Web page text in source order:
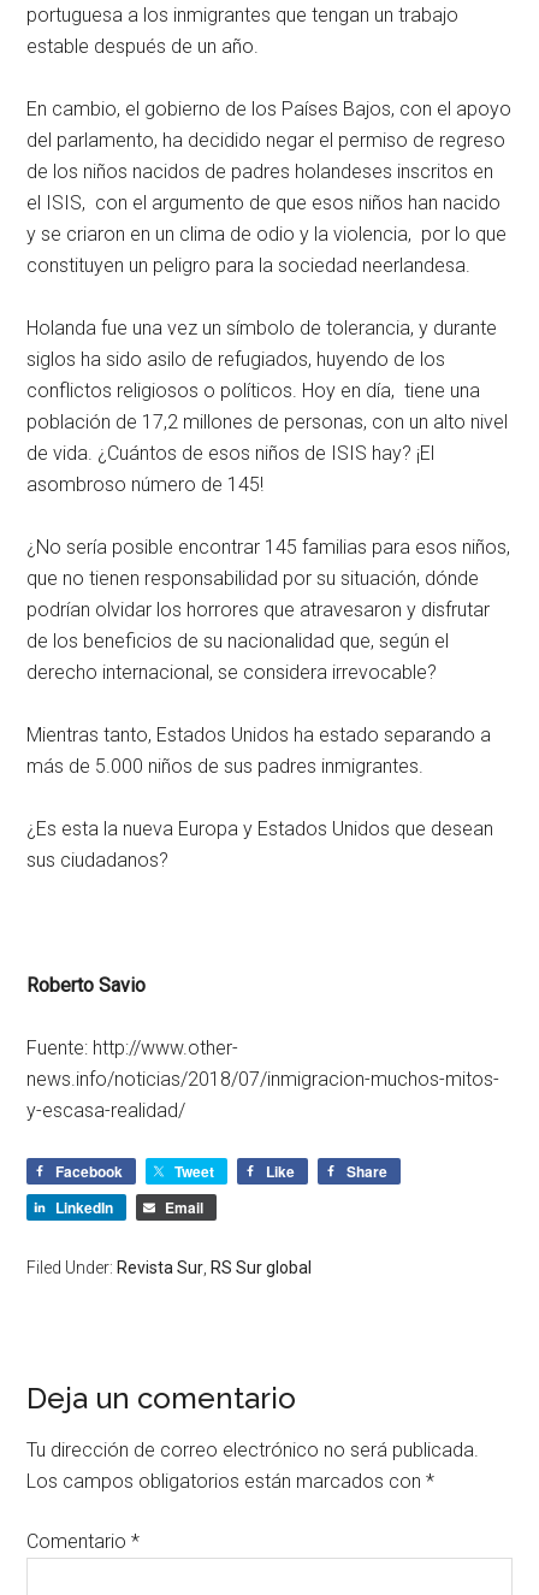
portuguesa a los inmigrantes que tengan un trabajo
estable después de un año.
En cambio, el gobierno de los Países Bajos, con el apoyo
del parlamento, ha decidido negar el permiso de regreso
de los niños nacidos de padres holandeses inscritos en
el ISIS, con el argumento de que esos niños han nacido
y se criaron en un clima de odio y la violencia, por lo que
constituyen un peligro para la sociedad neerlandesa.
Holanda fue una vez un símbolo de tolerancia, y durante
siglos ha sido asilo de refugiados, huyendo de los
conflictos religiosos o políticos. Hoy en día, tiene una
población de 17,2 millones de personas, con un alto nivel
de vida. ¿Cuántos de esos niños de ISIS hay? ¡El
asombroso número de 145!
¿No sería posible encontrar 145 familias para esos niños,
que no tienen responsabilidad por su situación, dónde
podrían olvidar los horrores que atravesaron y disfrutar
de los beneficios de su nacionalidad que, según el
derecho internacional, se considera irrevocable?
Mientras tanto, Estados Unidos ha estado separando a
más de 5.000 niños de sus padres inmigrantes.
¿Es esta la nueva Europa y Estados Unidos que desean
sus ciudadanos?
Roberto Savio
Fuente: http://www.other-
news.info/noticias/2018/07/inmigracion-muchos-mitos-
y-escasa-realidad/
Facebook Tweet Like
Share
LinkedIn
Email
Filed Under: Revista Sur RS Sur global
Deja un comentario
Tu dirección de correo electrónico no será publicada.
Los campos obligatorios están marcados con*
Comentario*